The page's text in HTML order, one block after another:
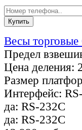
Весы
Предел
Цена деления:
Размер
Интерфейс:
да: RS-232C
да: RS-232C